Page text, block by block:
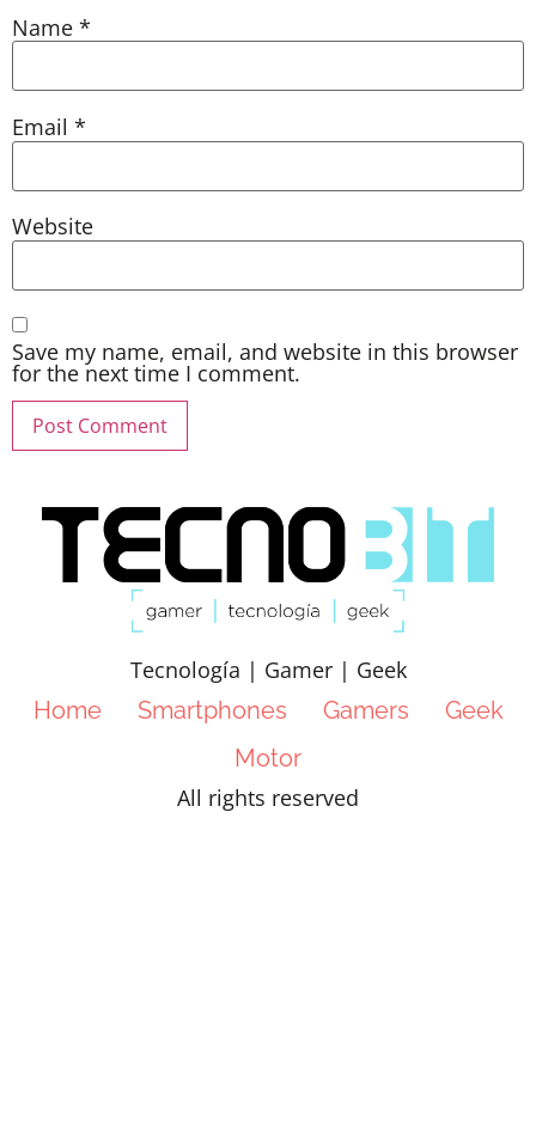
Name *
Email *
Website
Save my name, email, and website in this browser
for the next time I comment.
Tecnología | Gamer | Geek
Home
Smartphones Gamers
Geek
Motor
All rights reserved